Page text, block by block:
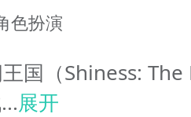
色扮演
国（Shiness:
展开